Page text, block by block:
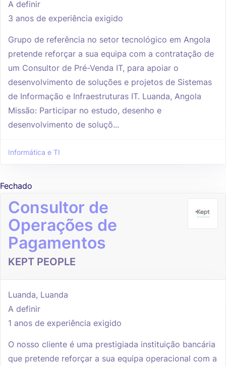
A definir
3 anos de experiência exigido
Grupo de referência no setor tecnológico em Angola
pretende reforçar a sua equipa com a contratação de
um Consultor de Pré-Venda IT, para apoiar o
desenvolvimento de soluções e projetos de Sistemas
de Informação e Infraestruturas IT. Luanda, Angola
Missão: Participar no estudo, desenho e
desenvolvimento de soluçõ...
Informática e TI
Fechado
Consultor de
Operações de
Pagamentos
KEPT PEOPLE
Luanda, Luanda
A definir
1 anos de experiência exigido
O nosso cliente é uma prestigiada instituição bancária
que pretende reforçar a sua equipa operacional com a